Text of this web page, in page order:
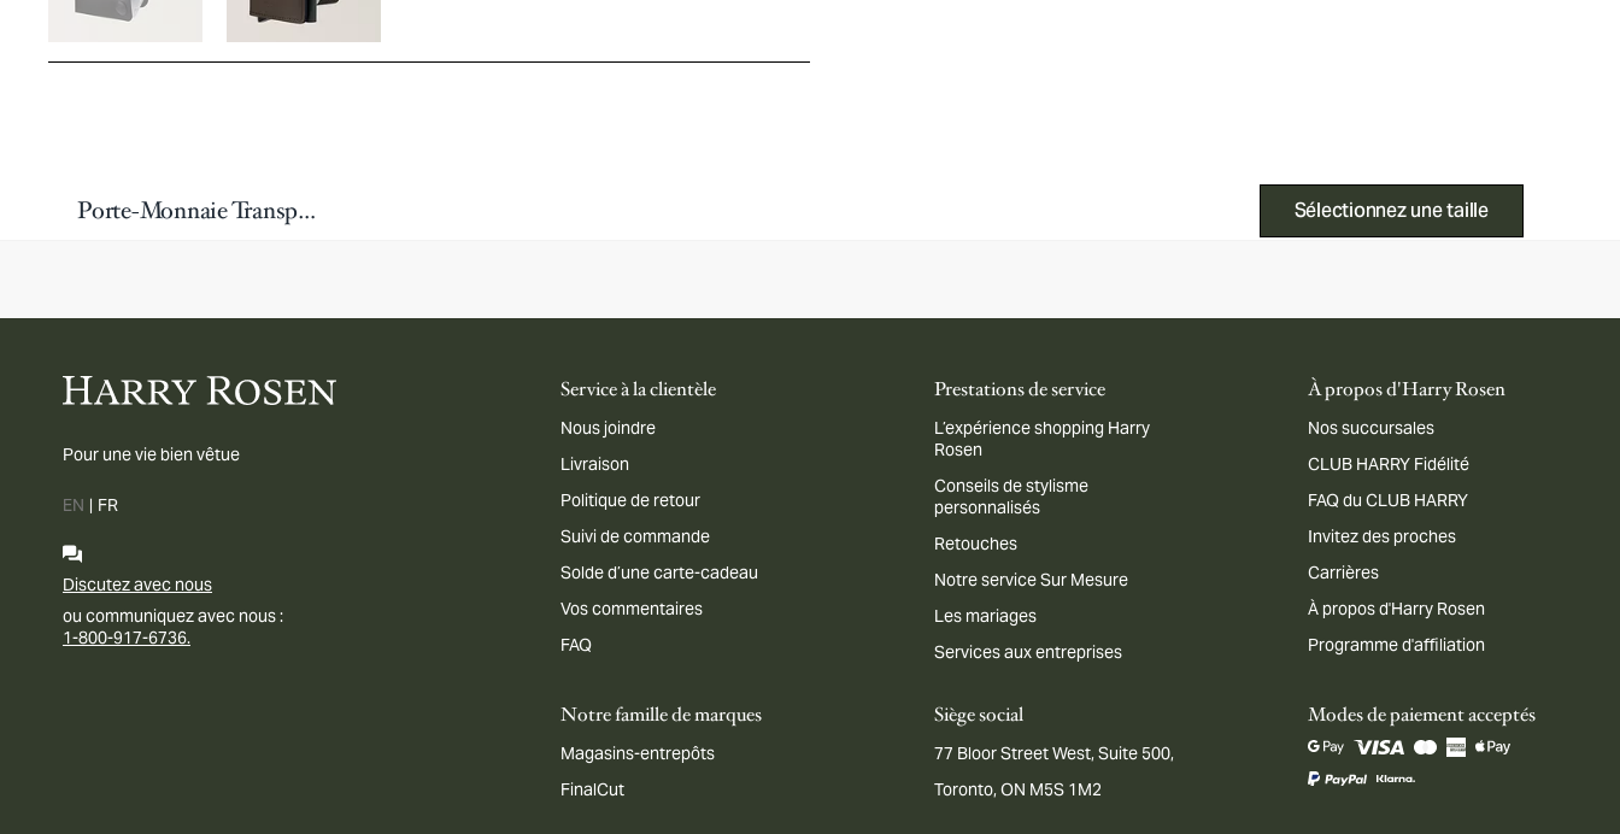
Porte-Monnaie Transparent Sélectionnez une taille
Pour une vie bien vêtue
EN | FR
Discutez avec nous
ou communiquez avec nous :
1-800-917-6736.
Service à la clientèle
Nous joindre
Livraison
Politique de retour
Suivi de commande
Solde d’une carte-cadeau
Vos commentaires
FAQ
Prestations de service
L’expérience shopping Harry
Rosen
Conseils de stylisme
personnalisés
Retouches
Notre service Sur Mesure
Les mariages
Services aux entreprises
À propos d'Harry Rosen
Nos succursales
CLUB HARRY Fidélité
FAQ du CLUB HARRY
Invitez des proches
Carrières
À propos d'Harry Rosen
Programme d'affiliation
Notre famille de marques
Magasins-entrepôts
FinalCut
Siège social
77 Bloor Street West, Suite 500,
Toronto, ON M5S 1M2
Modes de paiement acceptés